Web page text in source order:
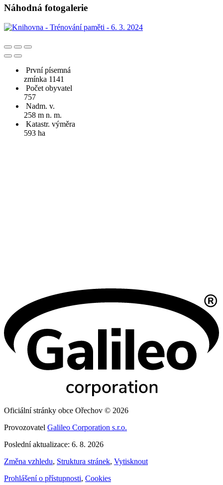
Náhodná fotogalerie
První písemná
zmínka 1141
Počet obyvatel
757
Nadm. v.
258 m n. m.
Katastr. výměra
593 ha
Oficiální stránky obce Ořechov © 2026
Provozovatel Galileo Corporation s.r.o.
Poslední aktualizace: 6. 8. 2026
Změna vzhledu, Struktura stránek, Vytisknout
Prohlášení o přístupnosti, Cookies